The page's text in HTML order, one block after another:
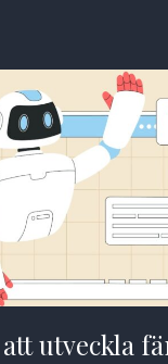
att utveckla